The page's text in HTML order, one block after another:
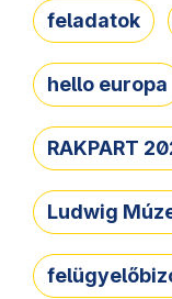
feladatok
hello europa
RAKPART
Ludwig